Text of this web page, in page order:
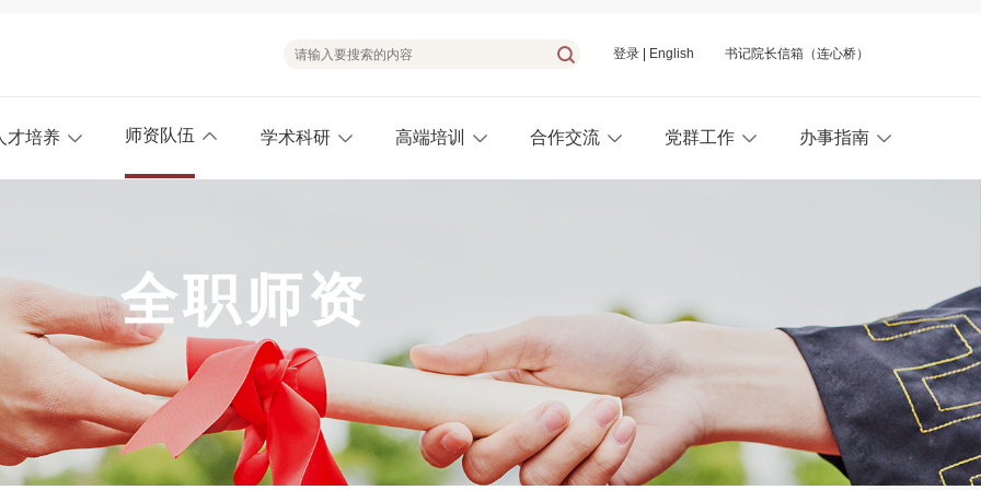
书记院长信箱（连心桥）
登录 English
才培养 师资队伍 学术科研 高端培训 合作交流 党群工作 办事指南
全职师资